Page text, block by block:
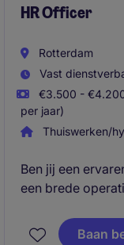
verlofregistraties.
HR Officer
Rotterdam
Vast
€3.500 -
per jaar)
Thuiswerken/
Ben jij een
een brede
dagelijkse HR-
Baan